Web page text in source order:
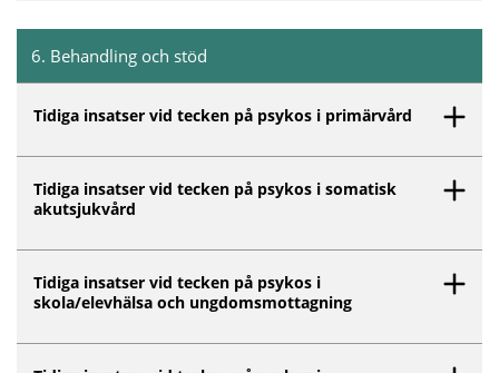
6. Behandling och stöd
Tidiga insatser vid tecken på psykos i primärvård
Tidiga insatser vid tecken på psykos i somatisk
akutsjukvård
Tidiga insatser vid tecken på psykos i
skola/elevhälsa och ungdomsmottagning
Inget innehåll matchar dina valda filter.